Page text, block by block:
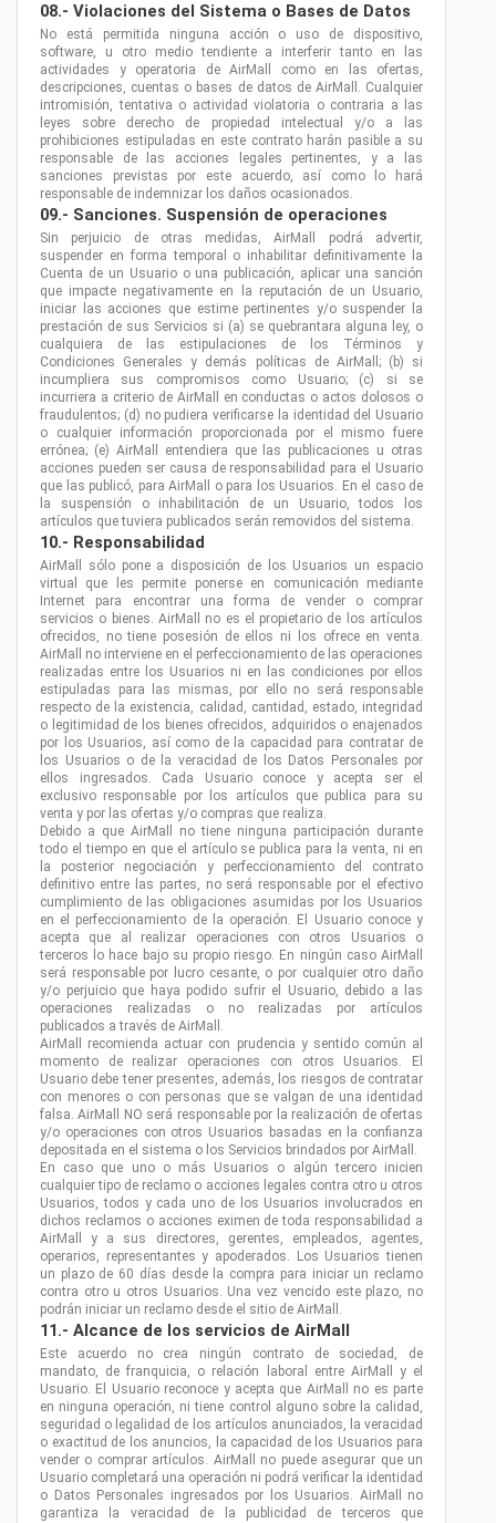
08.- Violaciones del Sistema o Bases de Datos
No está permitida ninguna acción o uso de dispositivo,
software, u otro medio tendiente a interferir tanto en las
actividades y operatoria de AirMall como en las ofertas,
descripciones, cuentas o bases de datos de AirMall. Cualquier
intromisión, tentativa o actividad violatoria o contraria a las
leyes sobre derecho de propiedad intelectual y/o a las
prohibiciones estipuladas en este contrato harán pasible a su
responsable de las acciones legales pertinentes, y a las
sanciones previstas por este acuerdo, así como lo hará
responsable de indemnizar los daños ocasionados.
09.- Sanciones. Suspensión de operaciones
Sin perjuicio de otras medidas, AirMall podrá advertir,
suspender en forma temporal o inhabilitar definitivamente la
Cuenta de un Usuario o una publicación, aplicar una sanción
que impacte negativamente en la reputación de un Usuario,
iniciar las acciones que estime pertinentes y/o suspender la
prestación de sus Servicios si (a) se quebrantara alguna ley, o
cualquiera de las estipulaciones de los Términos y
Condiciones Generales y demás políticas de AirMall; (b) si
incumpliera sus compromisos como Usuario; (c) si se
incurriera a criterio de AirMall en conductas o actos dolosos o
fraudulentos; (d) no pudiera verificarse la identidad del Usuario
o cualquier información proporcionada por el mismo fuere
errónea; (e) AirMall entendiera que las publicaciones u otras
acciones pueden ser causa de responsabilidad para el Usuario
que las publicó, para AirMall o para los Usuarios. En el caso de
la suspensión o inhabilitación de un Usuario, todos los
artículos que tuviera publicados serán removidos del sistema.
10.- Responsabilidad
AirMall sólo pone a disposición de los Usuarios un espacio
virtual que les permite ponerse en comunicación mediante
Internet para encontrar una forma de vender o comprar
servicios o bienes. AirMall no es el propietario de los artículos
ofrecidos, no tiene posesión de ellos ni los ofrece en venta.
AirMall no interviene en el perfeccionamiento de las operaciones
realizadas entre los Usuarios ni en las condiciones por ellos
estipuladas para las mismas, por ello no será responsable
respecto de la existencia, calidad, cantidad, estado, integridad
o legitimidad de los bienes ofrecidos, adquiridos o enajenados
por los Usuarios, así como de la capacidad para contratar de
los Usuarios o de la veracidad de los Datos Personales por
ellos ingresados. Cada Usuario conoce y acepta ser el
exclusivo responsable por los artículos que publica para su
venta y por las ofertas y/o compras que realiza.
Debido a que AirMall no tiene ninguna participación durante
todo el tiempo en que el artículo se publica para la venta, ni en
la posterior negociación y perfeccionamiento del contrato
definitivo entre las partes, no será responsable por el efectivo
cumplimiento de las obligaciones asumidas por los Usuarios
en el perfeccionamiento de la operación. El Usuario conoce y
acepta que al realizar operaciones con otros Usuarios o
terceros lo hace bajo su propio riesgo. En ningún caso AirMall
será responsable por lucro cesante, o por cualquier otro daño
y/o perjuicio que haya podido sufrir el Usuario, debido a las
operaciones realizadas o no realizadas por artículos
publicados a través de AirMall.
AirMall recomienda actuar con prudencia y sentido común al
momento de realizar operaciones con otros Usuarios. El
Usuario debe tener presentes, además, los riesgos de contratar
con menores o con personas que se valgan de una identidad
falsa. AirMall NO será responsable por la realización de ofertas
y/o operaciones con otros Usuarios basadas en la confianza
depositada en el sistema o los Servicios brindados por AirMall.
En caso que uno o más Usuarios o algún tercero inicien
cualquier tipo de reclamo o acciones legales contra otro u otros
Usuarios, todos y cada uno de los Usuarios involucrados en
dichos reclamos o acciones eximen de toda responsabilidad a
AirMall y a sus directores, gerentes, empleados, agentes,
operarios, representantes y apoderados. Los Usuarios tienen
un plazo de 60 días desde la compra para iniciar un reclamo
contra otro u otros Usuarios. Una vez vencido este plazo, no
podrán iniciar un reclamo desde el sitio de AirMall.
11.- Alcance de los servicios de AirMall
Este acuerdo no crea ningún contrato de sociedad, de
mandato, de franquicia, o relación laboral entre AirMall y el
Usuario. El Usuario reconoce y acepta que AirMall no es parte
en ninguna operación, ni tiene control alguno sobre la calidad,
seguridad o legalidad de los artículos anunciados, la veracidad
o exactitud de los anuncios, la capacidad de los Usuarios para
vender o comprar artículos. AirMall no puede asegurar que un
Usuario completará una operación ni podrá verificar la identidad
o Datos Personales ingresados por los Usuarios. AirMall no
garantiza la veracidad de la publicidad de terceros que